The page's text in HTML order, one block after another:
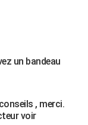
un bandeau
, merci.
voir